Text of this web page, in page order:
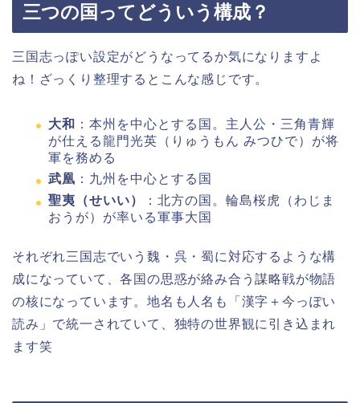
三つの国ってどういう構成？
三国志っぽい設定がどうなってるか気になりますよ
ね！ざっくり整理するとこんな感じです。
大和 ：本州を中心とする国。主人公・三角青輝
が仕える龍門光英（りゅうもん みつひで）が将
軍を務める
武凰 ：九州を中心とする国
聖夷（せいい）
：北方の国。輪島桜虎（わじま
おうが）が率いる軍事大国
それぞれ三国志でいう魏・呉・蜀に対応するような構
成になっていて、各国の思惑が絡み合う謀略戦が物語
の核になっています。地名も人名も「漢字＋今っぽい
読み」で統一されていて、独特の世界観に引き込まれ
ます笑